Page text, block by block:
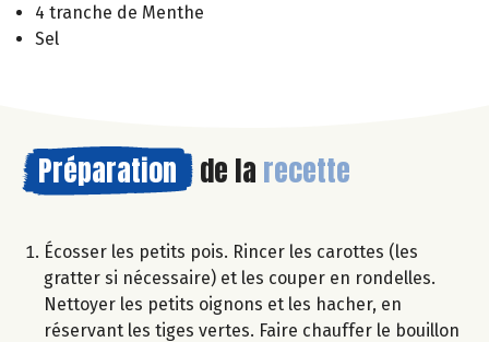
4 tranche de Menthe
Sel
Préparation de la recette
Écosser les petits pois. Rincer les carottes (les
gratter si nécessaire) et les couper en rondelles.
Nettoyer les petits oignons et les hacher, en
réservant les tiges vertes. Faire chauffer le bouillon